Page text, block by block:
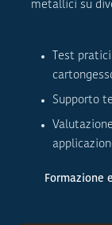
metallici su
Test
Supporto
Formazione